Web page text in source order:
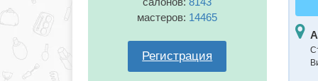
мастеров: 14465
Регистрация